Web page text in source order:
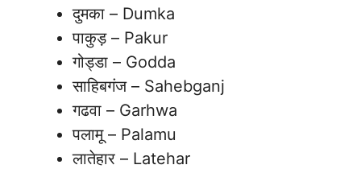
दुमका – Dumka
पाकुड़ – Pakur
गोड्डा – Godda
साहिबगंज – Sahebganj
गढवा – Garhwa
पलामू – Palamu
लातेहार – Latehar